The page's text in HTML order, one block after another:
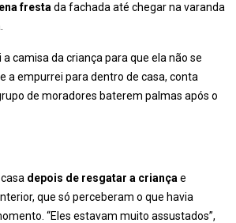
fresta da fachada até chegar na varanda
camisa da criança para que ela não se
a empurrei para dentro de casa, conta
de moradores baterem palmas após o
depois de resgatar a criança e
que só perceberam o que havia
“Eles estavam muito assustados”,